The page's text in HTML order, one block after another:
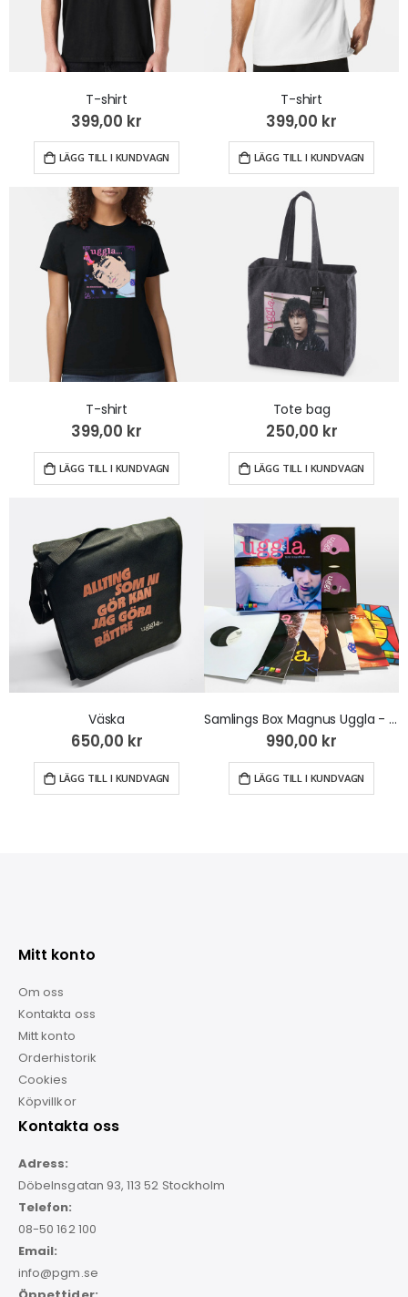
T-shirt
399,00 kr
LÄGG TILL I KUNDVAGN
T-shirt
399,00 kr
LÄGG TILL I KUNDVAGN
T-shirt
399,00 kr
LÄGG TILL I KUNDVAGN
Tote bag
250,00 kr
LÄGG TILL I KUNDVAGN
Väska
650,00 kr
LÄGG TILL I KUNDVAGN
Samlings Box Magnus Uggla - Tänk Innanför Boxen... (16Cd+4Lp)
990,00 kr
LÄGG TILL I KUNDVAGN
Mitt konto
Om oss
Kontakta oss
Mitt konto
Orderhistorik
Cookies
Köpvillkor
Kontakta oss
Adress:
Döbelnsgatan 93, 113 52 Stockholm
Telefon:
08-50 162 100
Email:
info@pgm.se